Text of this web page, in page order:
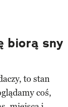
biorą sny
to stan
coś,